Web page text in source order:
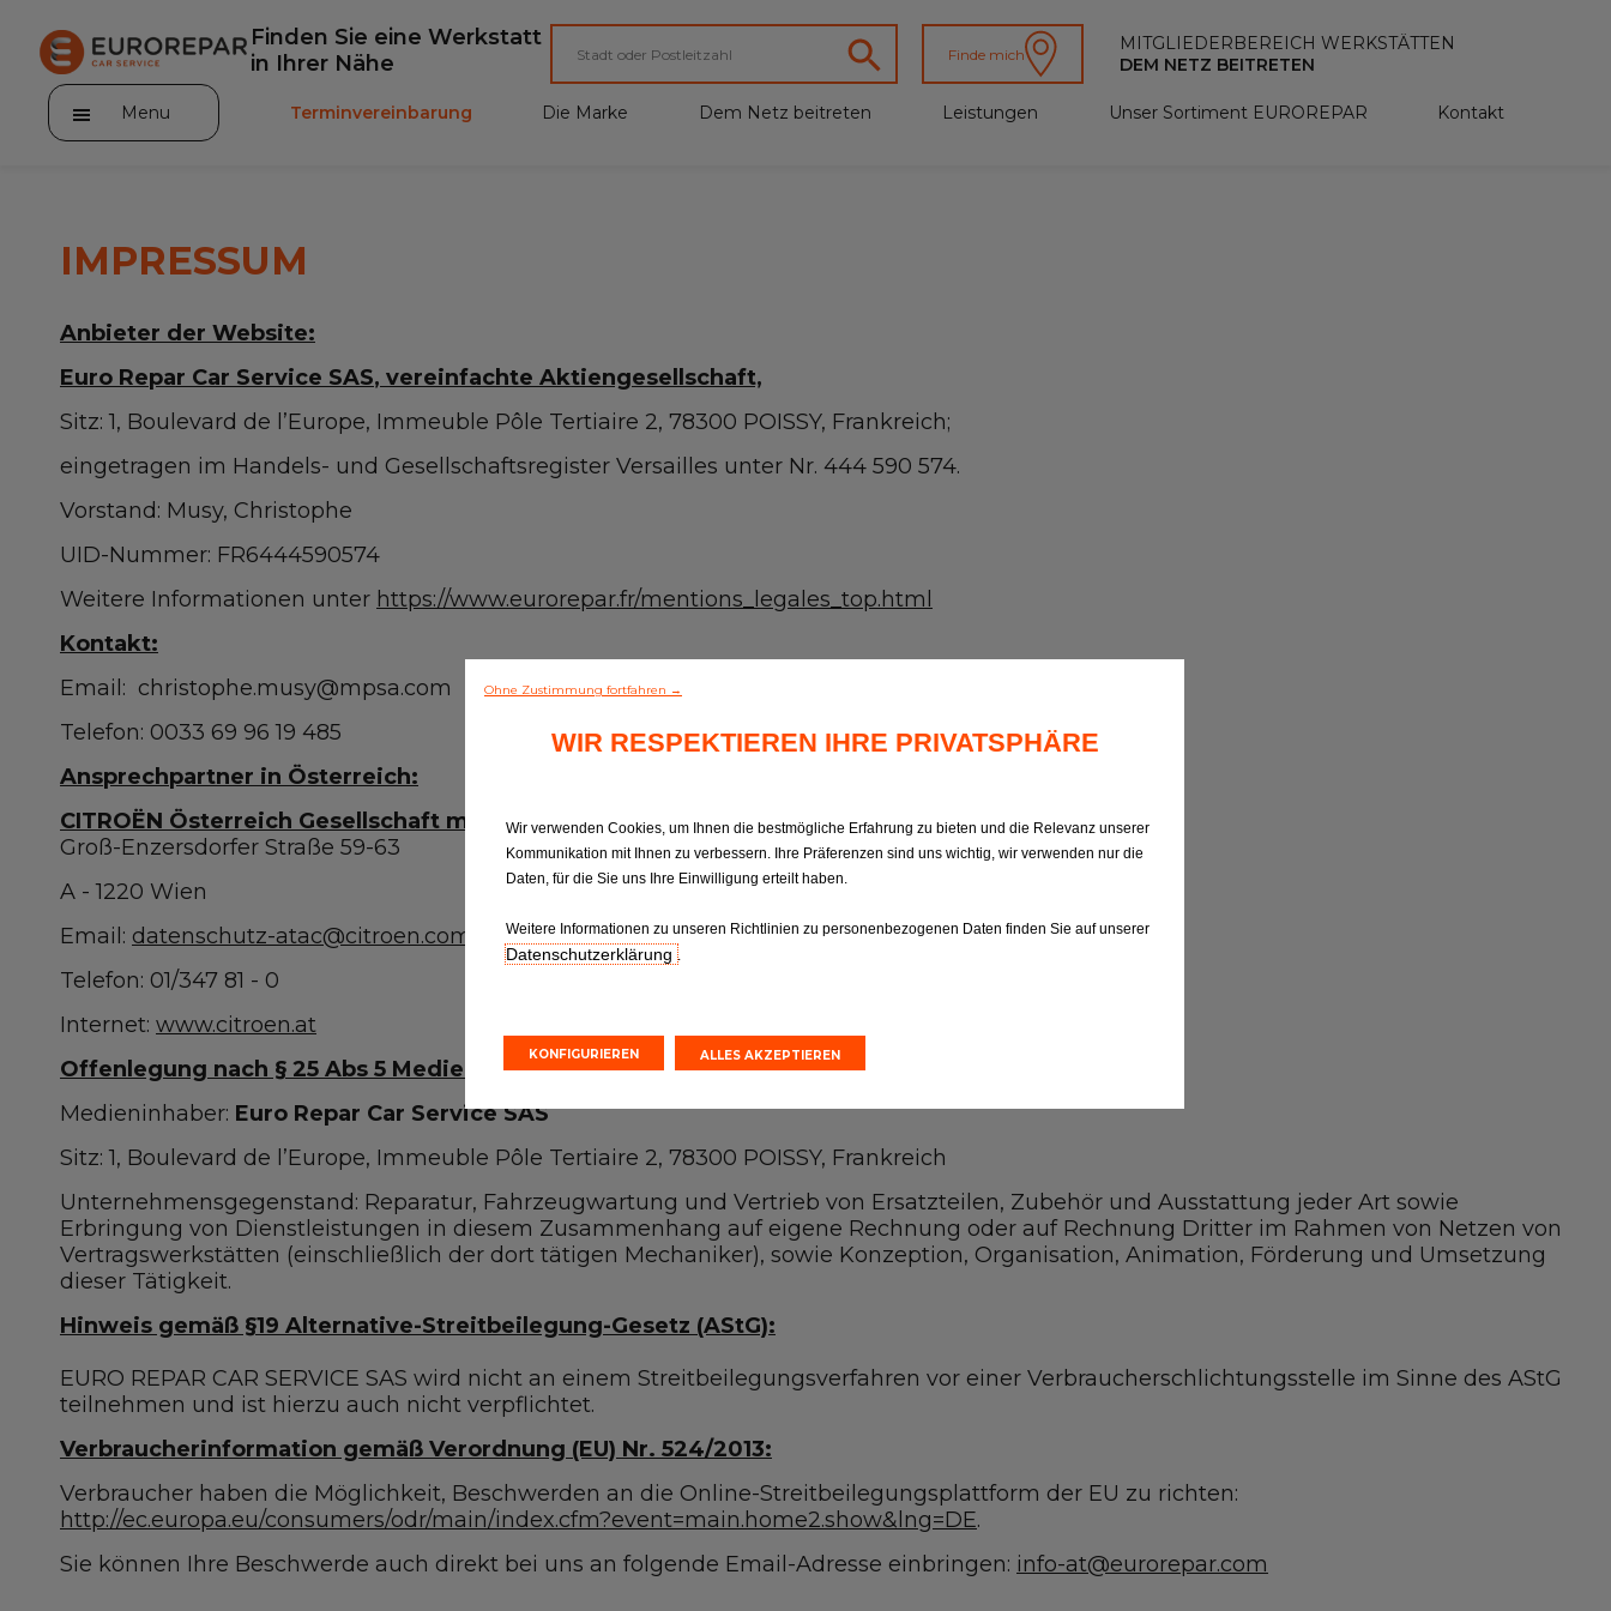
Finden Sie eine Werkstatt
in Ihrer Nähe
Finde mich
MITGLIEDERBEREICH WERKSTÄTTEN
DEM NETZ BEITRETEN
Menu
Die Marke
Dem Netz beitreten
Leistungen
Unser Sortiment EUROREPAR
Kontakt
Terminvereinbarung Die Marke Dem Netz beitreten Leistungen Unser Sortiment EUROREPAR Kontakt
IMPRESSUM
Anbieter der Website:
Euro Repar Car Service SAS, vereinfachte Aktiengesellschaft,
Sitz: 1, Boulevard de l’Europe, Immeuble Pôle Tertiaire 2, 78300 POISSY, Frankreich;
eingetragen im Handels- und Gesellschaftsregister Versailles unter Nr. 444 590 574.
Vorstand: Musy, Christophe
UID-Nummer: FR6444590574
Weitere Informationen unter https://www.eurorepar.fr/mentions_legales_top.html
Kontakt:
Email: christophe.musy@mpsa.com
Telefon: 0033 69 96 19 485
Ansprechpartner in Österreich:
CITROËN Österreich Gesellschaft mbH
Groß-Enzersdorfer Straße 59-63
A - 1220 Wien
Email: datenschutz-atac@citroen.com
Telefon: 01/347 81 - 0
Internet: www.citroen.at
Offenlegung nach § 25 Abs 5 MedienG:
Medieninhaber: Euro Repar Car Service SAS
Sitz: 1, Boulevard de l’Europe, Immeuble Pôle Tertiaire 2, 78300 POISSY, Frankreich
Unternehmensgegenstand: Reparatur, Fahrzeugwartung und Vertrieb von Ersatzteilen, Zubehör und Ausstattung jeder Art sowie
Erbringung von Dienstleistungen in diesem Zusammenhang auf eigene Rechnung oder auf Rechnung Dritter im Rahmen von Netzen von
Vertragswerkstätten (einschließlich der dort tätigen Mechaniker), sowie Konzeption, Organisation, Animation, Förderung und Umsetzung
dieser Tätigkeit.
Hinweis gemäß §19 Alternative-Streitbeilegung-Gesetz (AStG):
EURO REPAR CAR SERVICE SAS wird nicht an einem Streitbeilegungsverfahren vor einer Verbraucherschlichtungsstelle im Sinne des AStG
teilnehmen und ist hierzu auch nicht verpflichtet.
Verbraucherinformation gemäß Verordnung (EU) Nr. 524/2013:
Verbraucher haben die Möglichkeit, Beschwerden an die Online-Streitbeilegungsplattform der EU zu richten:
http://ec.europa.eu/consumers/odr/main/index.cfm?event=main.home2.show&lng=DE.
Sie können Ihre Beschwerde auch direkt bei uns an folgende Email-Adresse einbringen: info-at@eurorepar.com
Ohne Zustimmung fortfahren →
WIR RESPEKTIEREN IHRE PRIVATSPHÄRE
Wir verwenden Cookies, um Ihnen die bestmögliche Erfahrung zu bieten und die Relevanz unserer
Kommunikation mit Ihnen zu verbessern. Ihre Präferenzen sind uns wichtig, wir verwenden nur die
Daten, für die Sie uns Ihre Einwilligung erteilt haben.
Weitere Informationen zu unseren Richtlinien zu personenbezogenen Daten finden Sie auf unserer
Datenschutzerklärung .
KONFIGURIEREN ALLES AKZEPTIEREN